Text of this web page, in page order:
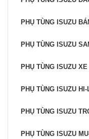
PHỤ TÙNG ISUZU
PHỤ TÙNG ISUZU
PHỤ TÙNG ISUZU
PHỤ TÙNG ISUZU
PHỤ TÙNG ISUZU
PHỤ TÙNG ISUZU